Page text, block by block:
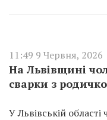
11:49 9 Червня, 2026
На Львівщині
сварки з
У Львівській